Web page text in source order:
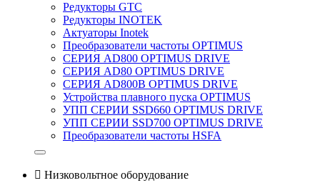
Редукторы GTC
Редукторы INOTEK
Актуаторы Inotek
Преобразователи частоты OPTIMUS
СЕРИЯ AD800 OPTIMUS DRIVE
СЕРИЯ AD80 OPTIMUS DRIVE
СЕРИЯ AD800B OPTIMUS DRIVE
Устройства плавного пуска OPTIMUS
УПП СЕРИИ SSD660 OPTIMUS DRIVE
УПП СЕРИИ SSD700 OPTIMUS DRIVE
Преобразователи частоты HSFA
 Низковольтное оборудование